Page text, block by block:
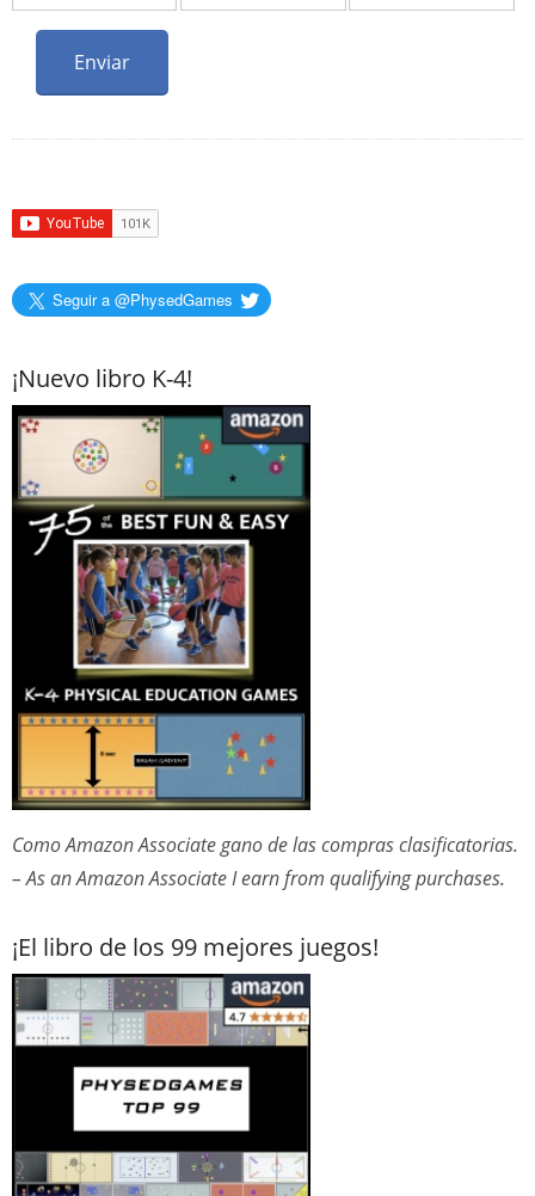
Seguir a @PhysedGames
¡Nuevo libro K-4!
Como Amazon Associate gano de las compras clasificatorias.
– As an Amazon Associate I earn from qualifying purchases.
¡El libro de los 99 mejores juegos!